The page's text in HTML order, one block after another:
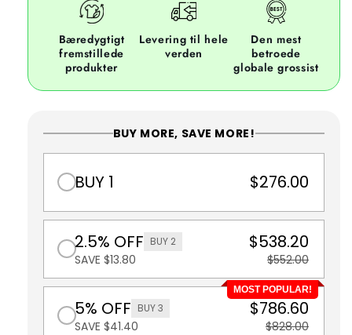
Bæredygtigt
fremstillede
produkter
Levering til hele
verden
Den mest
betroede
globale grossist
BUY MORE, SAVE MORE!
BUY 1 $276.00
2.5% OFF BUY 2
SAVE $13.80
$538.20
$552.00
MOST POPULAR!
5% OFF BUY 3
SAVE $41.40
$786.60
$828.00